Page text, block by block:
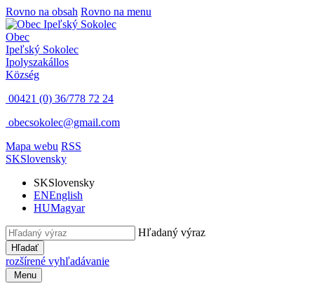
Rovno na obsah Rovno na menu
Obec
Ipeľský Sokolec
Ipolyszakállos
Község
00421 (0) 36/778 72 24
obecsokolec@gmail.com
Mapa webu RSS
SKSlovensky
SKSlovensky
ENEnglish
HUMagyar
Hľadaný výraz
Hľadať
rozšírené vyhľadávanie
Menu